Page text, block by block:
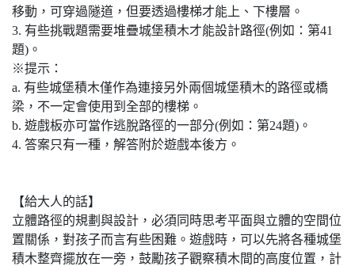
移動，可穿過隧道，但要透過樓梯才能上、下樓層。
3. 有些挑戰題需要堆疊城堡積木才能設計路徑(例如：第41
題)。
※提示：
a. 有些城堡積木僅作為連接另外兩個城堡積木的路徑或橋
梁，不一定會使用到全部的樓梯。
b. 遊戲板亦可當作逃脫路徑的一部分(例如：第24題)。
4. 答案只有一種，解答附於遊戲本後方。
【給大人的話】
立體路徑的規劃與設計，必須同時思考平面與立體的空間位
置關係，對孩子而言有些困難。遊戲時，可以先將各種城堡
積木整齊擺放在一旁，鼓勵孩子觀察積木間的高度位置，計